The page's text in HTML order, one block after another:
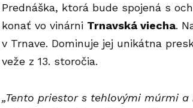
Prednáška, ktorá bude spojená s
konať vo vinárni Trnavská viecha.
v Trnave. Dominuje jej unikátna
veže z 13. storočia.
„Tento priestor s tehlovými múrmi